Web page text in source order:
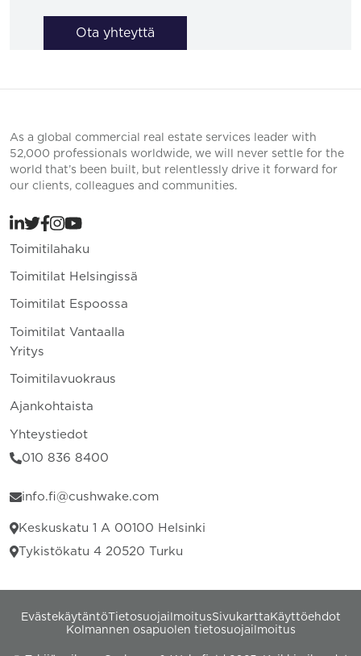
Ota yhteyttä
As a global commercial real estate services leader with
52,000 professionals worldwide, we will never settle for the
world that’s been built, but relentlessly drive it forward for
our clients, colleagues and communities.
Toimitilahaku
Toimitilat Helsingissä
Toimitilat Espoossa
Toimitilat Vantaalla
Yritys
Toimitilavuokraus
Ajankohtaista
Yhteystiedot
010 836 8400
info.fi@cushwake.com
Keskuskatu 1 A 00100 Helsinki
Tykistökatu 4 20520 Turku
EvästekäytäntöTietosuojailmoitusSivukartta Käyttöehdot
Kolmannen osapuolen tietosuojailmoitus